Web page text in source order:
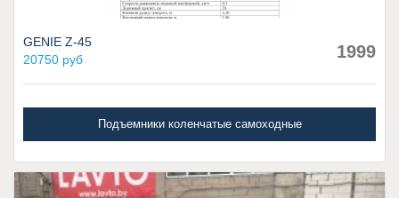
GENIE Z-45
20750 руб
1999
Подъемники коленчатые самоходные